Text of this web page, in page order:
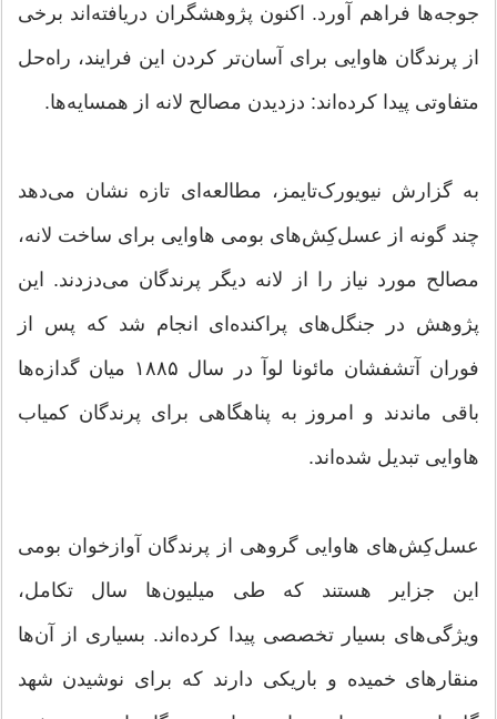
جوجه‌ها فراهم آورد. اکنون پژوهشگران دریافته‌اند برخی
از پرندگان هاوایی برای آسان‌تر کردن این فرایند، راه‌حل
متفاوتی پیدا کرده‌اند: دزدیدن مصالح لانه از همسایه‌ها.
به گزارش نیویورک‌تایمز، مطالعه‌ای تازه نشان می‌دهد
چند گونه از عسل‌کِش‌های بومی هاوایی برای ساخت لانه،
مصالح مورد نیاز را از لانه دیگر پرندگان می‌دزدند. این
پژوهش در جنگل‌های پراکنده‌ای انجام شد که پس از
فوران آتشفشان مائونا لوآ در سال ۱۸۸۵ میان گدازه‌ها
باقی ماندند و امروز به پناهگاهی برای پرندگان کمیاب
هاوایی تبدیل شده‌اند.
عسل‌کِش‌های هاوایی گروهی از پرندگان آوازخوان بومی
این جزایر هستند که طی میلیون‌ها سال تکامل،
ویژگی‌های بسیار تخصصی پیدا کرده‌اند. بسیاری از آن‌ها
منقارهای خمیده و باریکی دارند که برای نوشیدن شهد